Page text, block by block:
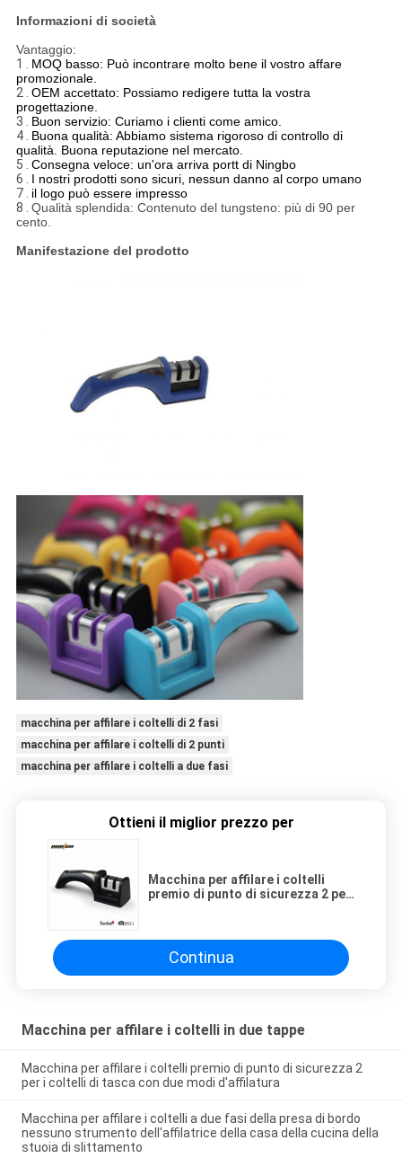
Informazioni di società
Vantaggio:
1 . MOQ basso: Può incontrare molto bene il vostro affare
promozionale.
2 . OEM accettato: Possiamo redigere tutta la vostra
progettazione.
3 . Buon servizio: Curiamo i clienti come amico.
4 . Buona qualità: Abbiamo sistema rigoroso di controllo di
qualità. Buona reputazione nel mercato.
5 . Consegna veloce: un'ora arriva portt di Ningbo
6 . I nostri prodotti sono sicuri, nessun danno al corpo umano
7 . il logo può essere impresso
8 . Qualità splendida: Contenuto del tungsteno: più di 90 per
cento.
Manifestazione del prodotto
macchina per affilare i coltelli di 2 fasi
macchina per affilare i coltelli di 2 punti
macchina per affilare i coltelli a due fasi
Ottieni il miglior prezzo per
Macchina per affilare i coltelli
premio di punto di sicurezza 2 per
Continua
Macchina per affilare i coltelli in due tappe
Macchina per affilare i coltelli premio di punto di sicurezza 2
per i coltelli di tasca con due modi d'affilatura
Macchina per affilare i coltelli a due fasi della presa di bordo
nessuno strumento dell'affilatrice della casa della cucina della
stuoia di slittamento